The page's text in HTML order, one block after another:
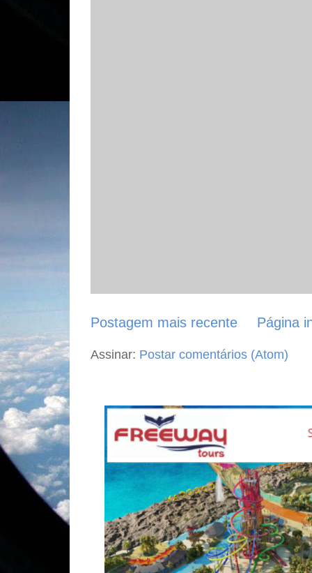
Postagem mais recente Página
Assinar: Postar comentários (Atom)